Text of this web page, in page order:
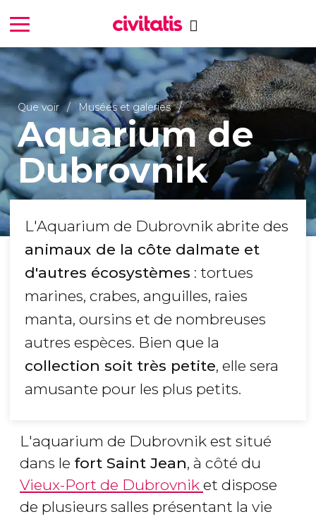
Que voir Musées et galeries
Aquarium de
Dubrovnik
L'Aquarium de Dubrovnik abrite des
animaux de la côte dalmate et
d'autres écosystèmes : tortues
marines, crabes, anguilles, raies
manta, oursins et de nombreuses
autres espèces. Bien que la
collection soit très petite, elle sera
amusante pour les plus petits.
L'aquarium de Dubrovnik est situé
dans le fort Saint Jean, à côté du
Vieux-Port de Dubrovnik et dispose
de plusieurs salles présentant la vie